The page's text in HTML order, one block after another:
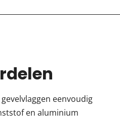
eenvoudig
en aluminium